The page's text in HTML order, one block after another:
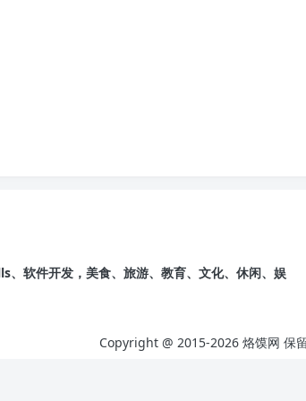
软件开发，美食、旅游、教育、文化、休闲、娱
Copyright @ 2015-2026 烙馍网 保